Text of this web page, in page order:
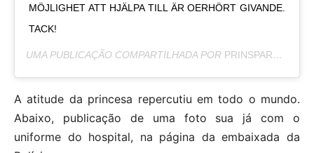
MÖJLIGHET ATT HJÄLPA TILL ÄR OERHÖRT GIVANDE.
TACK!
UMA PUBLICAÇÃO COMPARTILHADA POR PRINSPARET
A atitude da princesa repercutiu em todo o mundo.
Abaixo, publicação de uma foto sua já com o
uniforme do hospital, na página da embaixada da